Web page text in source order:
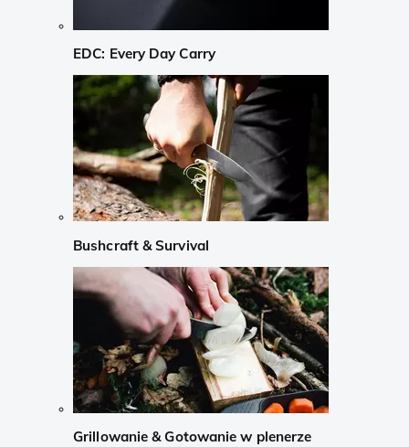
EDC: Every Day Carry
Bushcraft & Survival
Grillowanie & Gotowanie w plenerze